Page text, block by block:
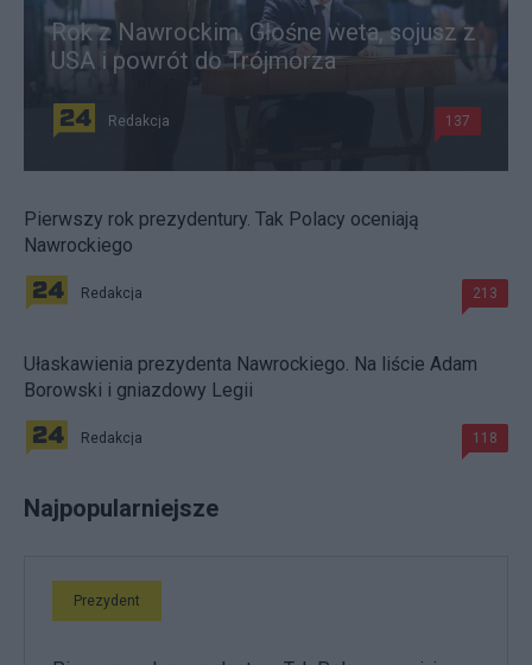
Rok z Nawrockim. Głośne weta, sojusz z
USA i powrót do Trójmorza
Redakcja 137
Pierwszy rok prezydentury. Tak Polacy oceniają
Nawrockiego
Redakcja 213
Ułaskawienia prezydenta Nawrockiego. Na liście Adam
Borowski i gniazdowy Legii
Redakcja 118
Najpopularniejsze
Prezydent